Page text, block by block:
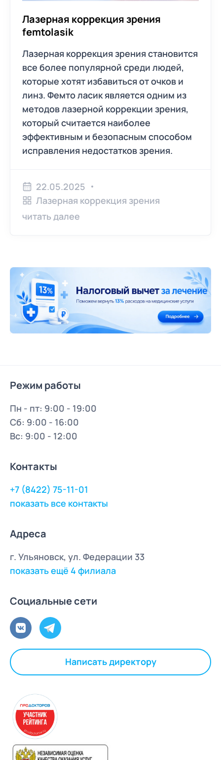
Лазерная коррекция зрения
femtolasik
Лазерная коррекция зрения становится
все более популярной среди людей,
которые хотят избавиться от очков и
линз. Фемто ласик является одним из
методов лазерной коррекции зрения,
который считается наиболее
эффективным и безопасным способом
исправления недостатков зрения.
22.05.2025
Лазерная коррекция зрения
читать далее
Режим работы
Пн - пт: 9:00 - 19:00
Сб: 9:00 - 16:00
Вс: 9:00 - 12:00
Контакты
+7 (8422) 75-11-01
показать все контакты
Адреса
г. Ульяновск, ул. Федерации 33
показать ещё 4 филиала
Социальные сети
Написать директору